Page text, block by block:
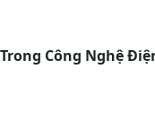
Trong Công Nghệ